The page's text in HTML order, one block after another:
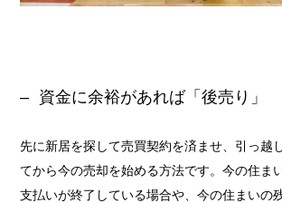
資金に余裕があれば「後売り」
先に新居を探して売買契約を済ませ、引っ越
てから今の売却を始める方法です。今の住ま
支払いが終了している場合や、今の住まいの